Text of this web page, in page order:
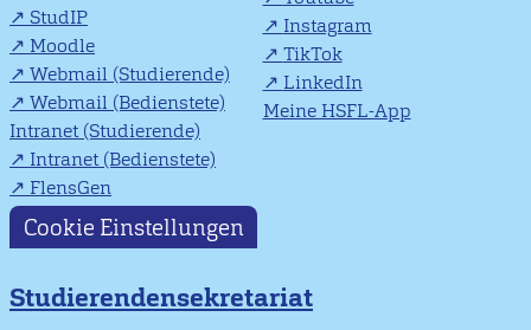
StudIP
Moodle
Webmail (Studierende)
Webmail (Bedienstete)
Intranet (Studierende)
Intranet (Bedienstete)
FlensGen
Instagram
TikTok
LinkedIn
Meine HSFL-App
Cookie Einstellungen
Studierendensekretariat